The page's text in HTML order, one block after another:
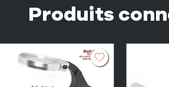
Produits